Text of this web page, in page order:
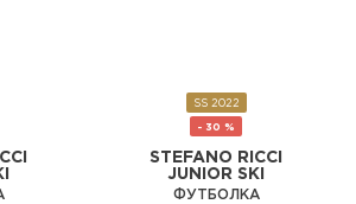
SS 2022
- 30 %
STEFANO RICCI
JUNIOR SKI
ФУТБОЛКА